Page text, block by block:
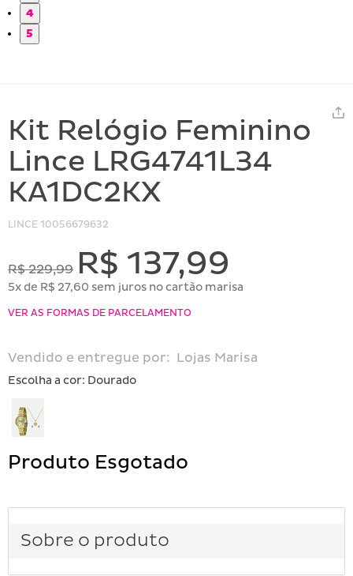
4
5
Kit Relógio Feminino
Lince LRG4741L34
KA1DC2KX
LINCE 10056679632
R$ 229,99 R$ 137,99
5x de R$ 27,60 sem juros no cartão marisa
VER AS FORMAS DE PARCELAMENTO
Vendido e entregue por: Lojas Marisa
Escolha a cor: Dourado
Produto Esgotado
Sobre o produto